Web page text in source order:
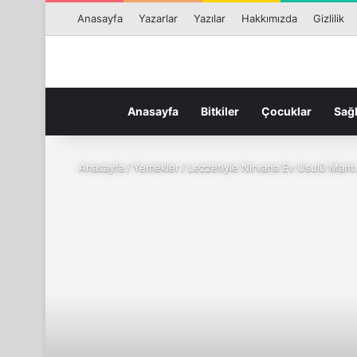
Anasayfa Yazarlar Yazılar Hakkımızda Gizlilik
Anasayfa Bitkiler Çocuklar
Anasayfa /Yemekler /Lezzetiyle Nirvana Ev Usulü